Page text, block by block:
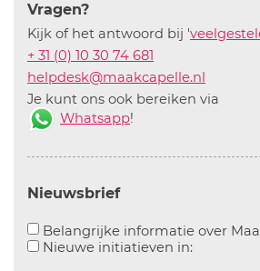
Vragen?
Kijk of het antwoord bij '
+ 31 (0) 10 30 74 681
helpdesk@maakcapelle.nl
Je kunt ons ook bereiken via
Whatsapp!
Nieuwsbrief
Belangrijke informatie over
Nieuwe initiatieven in: